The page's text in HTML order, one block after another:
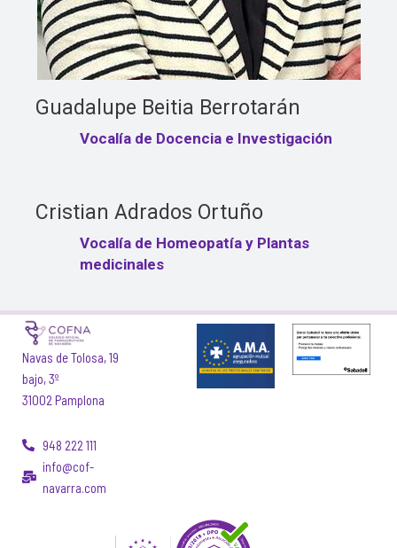
Guadalupe Beitia Berrotarán
Vocalía de Docencia e Investigación
Cristian Adrados Ortuño
Vocalía de Homeopatía y Plantas
medicinales
Navas de Tolosa, 19
bajo, 3º
31002 Pamplona
948 222 111
info@cof-
navarra.com